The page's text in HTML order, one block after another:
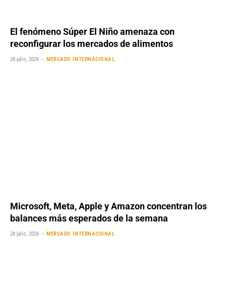
El fenómeno Súper El Niño amenaza con
reconfigurar los mercados de alimentos
28 julio, 2026 MERCADO INTERNACIONAL
Microsoft, Meta, Apple y Amazon concentran los
balances más esperados de la semana
28 julio, 2026 MERCADO INTERNACIONAL